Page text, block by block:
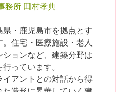
務所 田村孝典
・鹿児島市を拠点とす
住宅・医療施設・老人
ョンなど、建築分野は
っています。
アントとの対話から得